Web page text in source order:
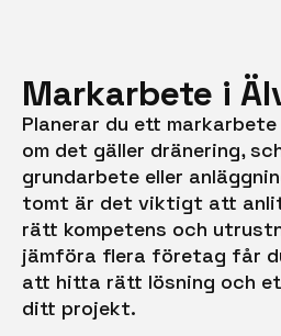
Markarbete i
Planerar du ett markarbete
om det gäller dränering,
grundarbete eller
tomt är det viktigt att
rätt kompetens och
jämföra flera företag får
att hitta rätt lösning och
ditt projekt.